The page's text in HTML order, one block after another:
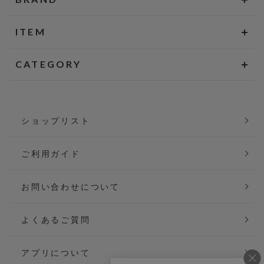
ITEM
CATEGORY
ショップリスト
ご利用ガイド
お問い合わせについて
よくあるご質問
アプリについて